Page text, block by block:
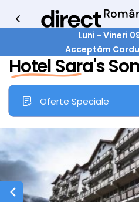
Luni - Vineri
Acceptăm
Hotel Sara's
Oferte Speciale